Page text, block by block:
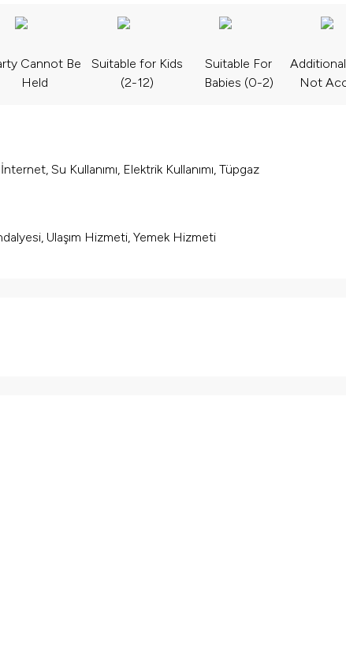
Cannot Be
Held
Suitable for Kids
(2-12)
Suitable For
Babies (0-2)
Not
Su Kullanımı, Elektrik Kullanımı, Tüpgaz
Ulaşım Hizmeti, Yemek Hizmeti